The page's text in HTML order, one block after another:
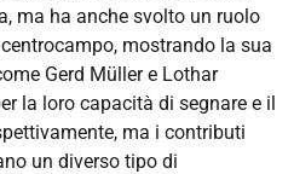
ma ha anche svolto un ruolo
mostrando la sua
Gerd Müller e Lothar
la loro capacità di segnare e il
ma i contributi
un diverso tipo di